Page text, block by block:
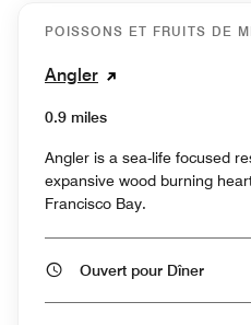
POISSONS ET FRUITS DE
Angler
0.9 miles
Angler is a sea-life focused
expansive wood burning
Francisco Bay.
Ouvert pour Dîner